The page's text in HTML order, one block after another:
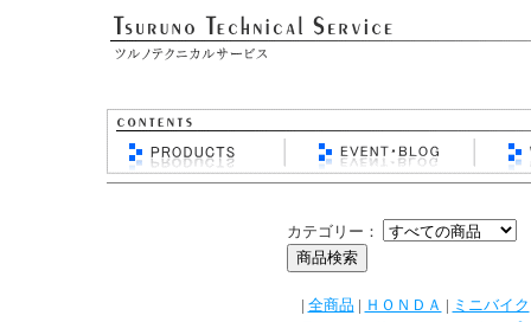
カテゴリー：
| 全商品 | ＨＯＮＤＡ | ミニバイク